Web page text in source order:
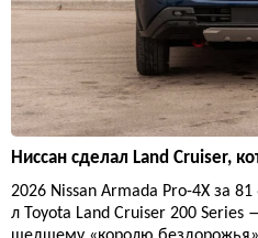
Ниссан сделал Land Cruiser,
2026 Nissan Armada Pro-4X за
л Toyota Land Cruiser 200